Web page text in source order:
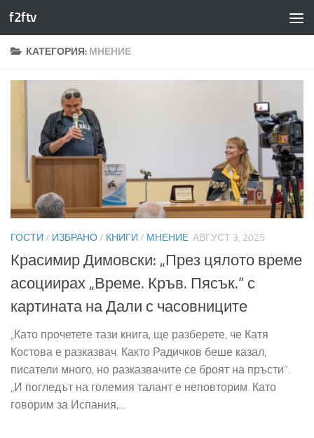
Към съдържанието
f2ftv
КАТЕГОРИЯ: МНЕНИЕ
ГОСТИ / ИЗБРАНО/ КНИГИ / МНЕНИЕ АВГУСТ 3, 2025
Красимир Димовски: „През цялото време
асоциирах „Време. Кръв. Пясък.“ с
картината на Дали с часовниците
„Като прочетете тази книга, ще разберете, че Катя
Костова е разказвач. Както Радичков беше казал,
писатели много, но разказвачите се броят на пръсти“.
„И погледът на големия талант е неповторим. Като
говорим за Испания,...